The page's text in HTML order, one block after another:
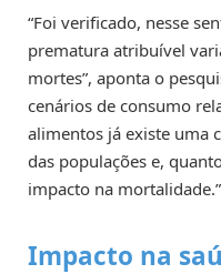
“Foi verificado, nesse
prematura atribuível
mortes”, aponta o
cenários de consumo
alimentos já existe uma
das populações e,
impacto na mortalidade.”
Impacto na